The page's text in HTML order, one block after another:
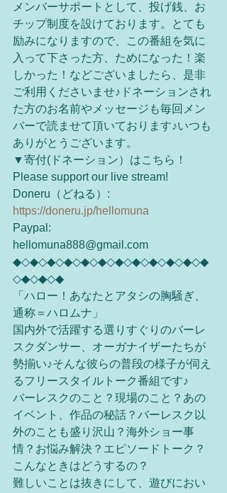
メンバーサポートとして、投げ銭、お
チップ制度を設けております。とても
励みになりますので、この番組を気に
入って下さった方、ためになった！楽
しかった！などございましたら、是非
ご利用くださいませ♪ドネーションされ
た方のお名前やメッセージも毎回メン
バーで読ませて頂いております♪いつも
ありがとうございます。
▼寄付(ドネーション）はこちら！
Please support our live stream!
Doneru（どねる）:
https://doneru.jp/hellomuna
Paypal:
hellomuna888@gmail.com
◆◇◆◇◆◇◆◇◆◇◆◇◆◇◆◇◆◇◆◇◆◇◆
◇◆◇◆◇◆
「ハロー！あなたとアタシの胸騒ぎ、
通称＝ハロムナ」
国内外で活躍する選りすぐりのバーレ
スクダンサー、オーガナイザーたちが
勢揃い♪そんな彼らの普段の様子が伺え
るフリースタイルトーク番組です♪
バーレスクのこと？現場のこと？あの
イベント、作品の秘話？バーレスク以
外のことも盛り沢山？海外ショー事
情？お悩み解決？エピソードトーク？
こんなときはどうするの？
難しいことは抜きにして、遊びにおい